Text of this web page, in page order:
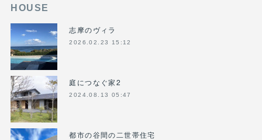
HOUSE
志摩のヴィラ
2026.02.23 15:12
庭につなぐ家2
2024.08.13 05:47
都市の谷間の二世帯住宅